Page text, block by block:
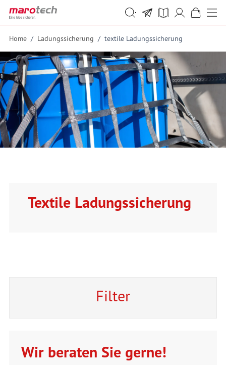
Skip to Content
Suche
Suche
Home / Ladungssicherung / textile Ladungssicherung
Textile Ladungssicherung
Filter
Wir beraten Sie gerne!